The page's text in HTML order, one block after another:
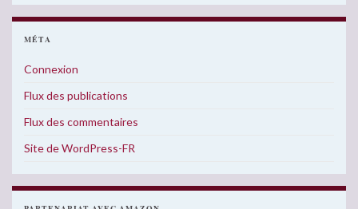
MÉTA
Connexion
Flux des publications
Flux des commentaires
Site de WordPress-FR